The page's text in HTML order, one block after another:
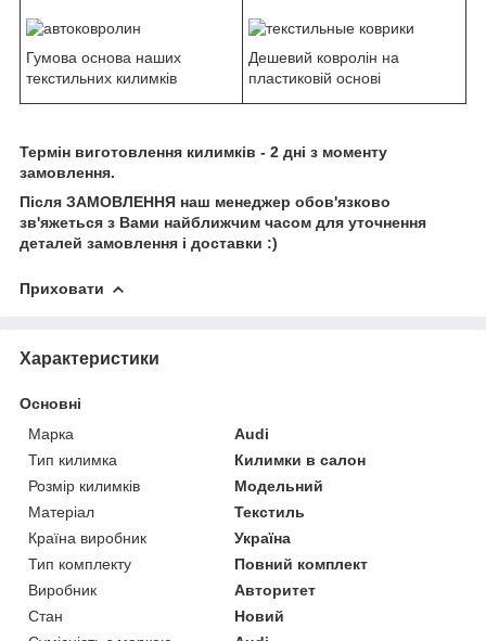
Гумова основа наших
текстильних килимків
Дешевий ковролін на
пластиковій основі
Термін виготовлення килимків - 2 дні з моменту
замовлення.
Після ЗАМОВЛЕННЯ наш менеджер обов'язково
зв'яжеться з Вами найближчим часом для уточнення
деталей замовлення і доставки :)
Приховати
Характеристики
Основні
Марка
Audi
Тип килимка
Килимки в салон
Розмір килимків
Модельний
Матеріал
Текстиль
Країна виробник
Україна
Тип комплекту
Повний комплект
Виробник
Авторитет
Стан
Новий